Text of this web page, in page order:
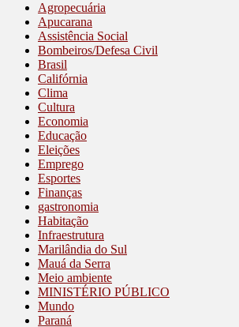
Agropecuária
Apucarana
Assistência Social
Bombeiros/Defesa Civil
Brasil
Califórnia
Clima
Cultura
Economia
Educação
Eleições
Emprego
Esportes
Finanças
gastronomia
Habitação
Infraestrutura
Marilândia do Sul
Mauá da Serra
Meio ambiente
MINISTÉRIO PÚBLICO
Mundo
Paraná